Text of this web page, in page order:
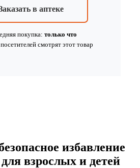
в аптеке
покупка: только что
посетителей смотрятэтот товар
избавление
взрослых и детей